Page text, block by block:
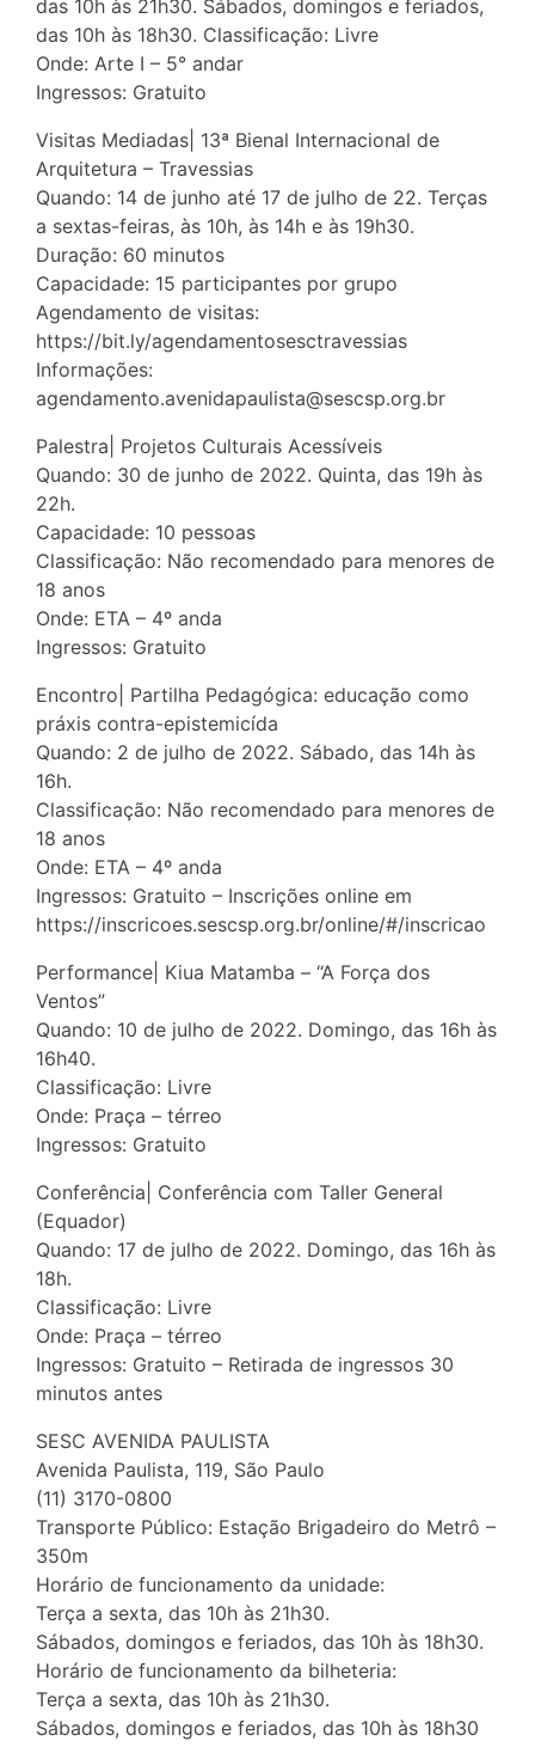
das 10h às 21h30. Sábados, domingos e feriados,
das 10h às 18h30. Classificação: Livre
Onde: Arte I – 5° andar
Ingressos: Gratuito
Visitas Mediadas| 13ª Bienal Internacional de
Arquitetura – Travessias
Quando: 14 de junho até 17 de julho de 22. Terças
a sextas-feiras, às 10h, às 14h e às 19h30.
Duração: 60 minutos
Capacidade: 15 participantes por grupo
Agendamento de visitas:
https://bit.ly/agendamentosesctravessias
Informações:
agendamento.avenidapaulista@sescsp.org.br
Palestra| Projetos Culturais Acessíveis
Quando: 30 de junho de 2022. Quinta, das 19h às
22h.
Capacidade: 10 pessoas
Classificação: Não recomendado para menores de
18 anos
Onde: ETA – 4º anda
Ingressos: Gratuito
Encontro| Partilha Pedagógica: educação como
práxis contra-epistemicída
Quando: 2 de julho de 2022. Sábado, das 14h às
16h.
Classificação: Não recomendado para menores de
18 anos
Onde: ETA – 4º anda
Ingressos: Gratuito – Inscrições online em
https://inscricoes.sescsp.org.br/online/#/inscricao
Performance| Kiua Matamba – “A Força dos
Ventos”
Quando: 10 de julho de 2022. Domingo, das 16h às
16h40.
Classificação: Livre
Onde: Praça – térreo
Ingressos: Gratuito
Conferência| Conferência com Taller General
(Equador)
Quando: 17 de julho de 2022. Domingo, das 16h às
18h.
Classificação: Livre
Onde: Praça – térreo
Ingressos: Gratuito – Retirada de ingressos 30
minutos antes
SESC AVENIDA PAULISTA
Avenida Paulista, 119, São Paulo
(11) 3170-0800
Transporte Público: Estação Brigadeiro do Metrô –
350m
Horário de funcionamento da unidade:
Terça a sexta, das 10h às 21h30.
Sábados, domingos e feriados, das 10h às 18h30.
Horário de funcionamento da bilheteria:
Terça a sexta, das 10h às 21h30.
Sábados, domingos e feriados, das 10h às 18h30